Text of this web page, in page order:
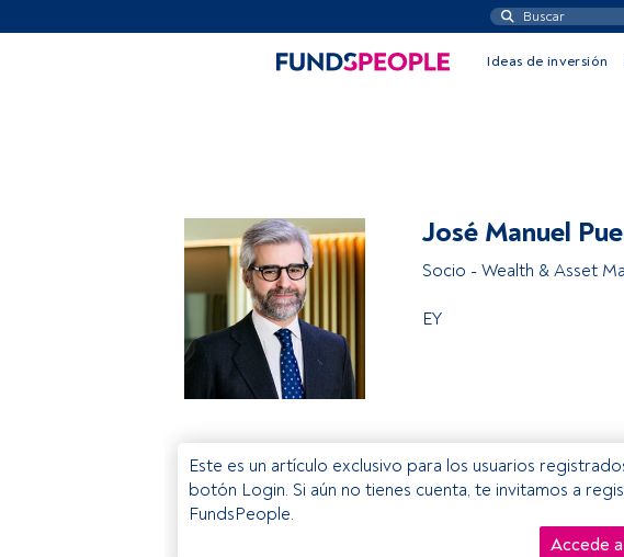
Ideas de inversión
José Manuel
Socio - Wealth & Asset
EY
Este es un artículo exclusivo para los usuarios
botón Login. Si aún no tienes cuenta, te invitamos a
FundsPeople.
Accede